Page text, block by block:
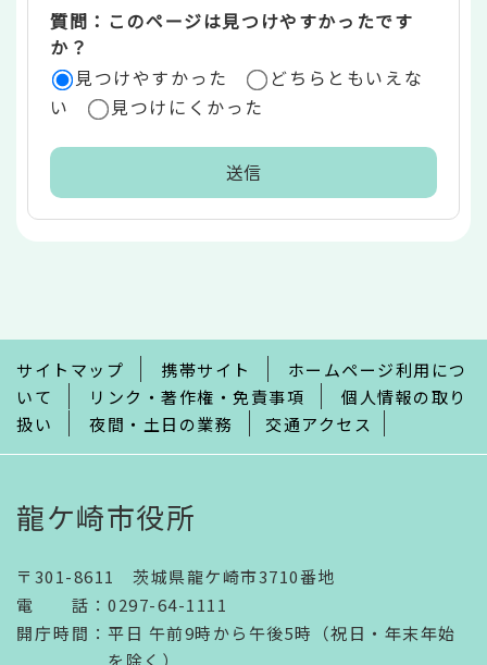
質問：このページは見つけやすかったです
か？
見つけやすかった
どちらともいえな
い
見つけにくかった
で
サイトマップ 携帯サイト
ホームページ利用につ
いて
リンク・著作権・免責事項
個人情報の取り
扱い
夜間・土日の業務 交通アクセス
龍ケ崎市役所
〒301-8611 茨城県龍ケ崎市3710番地
電話 ： 0297-64-1111
開庁時間 ： 平日 午前9時から午後5時（祝日・年末年始
を除く）